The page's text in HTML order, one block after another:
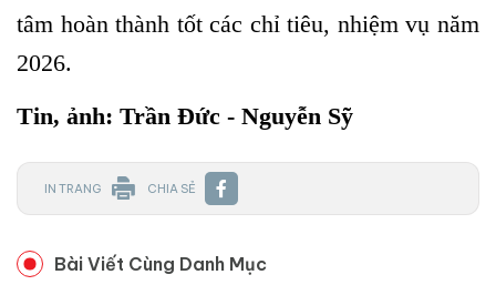
tâm hoàn thành tốt các chỉ tiêu, nhiệm vụ năm
2026.
Tin, ảnh: Trần Đức - Nguyễn Sỹ
IN TRANG CHIA SẺ
Bài Viết Cùng Danh Mục